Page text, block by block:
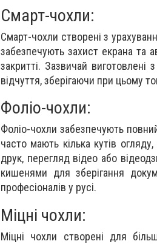
Смарт-чохли:
Смарт-чохли створені з
забезпечують захист екрана та
закритті. Зазвичай
відчуття, зберігаючи при цьому
Фоліо-чохли:
Фоліо-чохли забезпечують
часто мають кілька кутів
друк, перегляд відео або
кишенями для зберігання
професіоналів у русі.
Міцні чохли:
Міцні чохли створені для